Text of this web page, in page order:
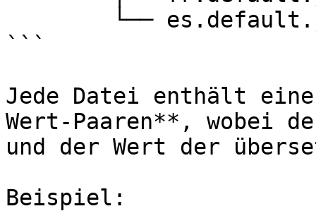
```
Jede Datei enthält
Wert-Paaren**, wobei
und der Wert der
Beispiel: